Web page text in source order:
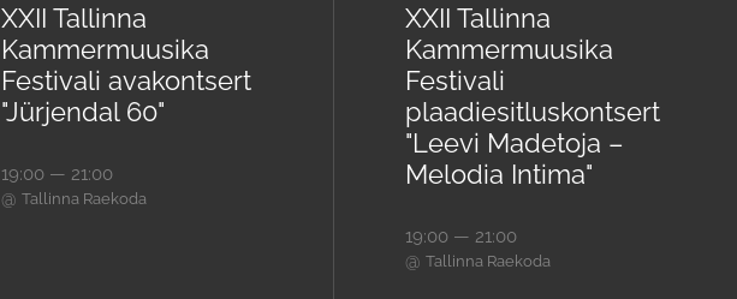
XXII Tallinna
Kammermuusika
Festivali avakontsert
"Jürjendal 60"
19:00 — 21:00
@ Tallinna Raekoda
XXII Tallinna
Kammermuusika
Festivali
plaadiesitluskontsert
"Leevi Madetoja –
Melodia Intima"
19:00 — 21:00
@ Tallinna Raekoda